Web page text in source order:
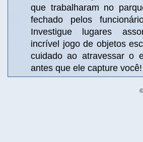
que trabalharam no
fechado pelos
Investigue lugares
incrível jogo de objetos
cuidado ao atravessar o
antes que ele capture você!